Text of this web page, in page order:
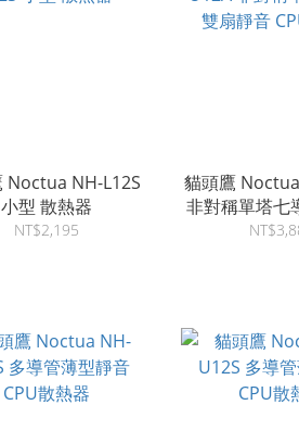
Noctua NH-L12S
小型 散熱器
NT$2,195
貓頭鷹
非對稱單塔七
音 CPU